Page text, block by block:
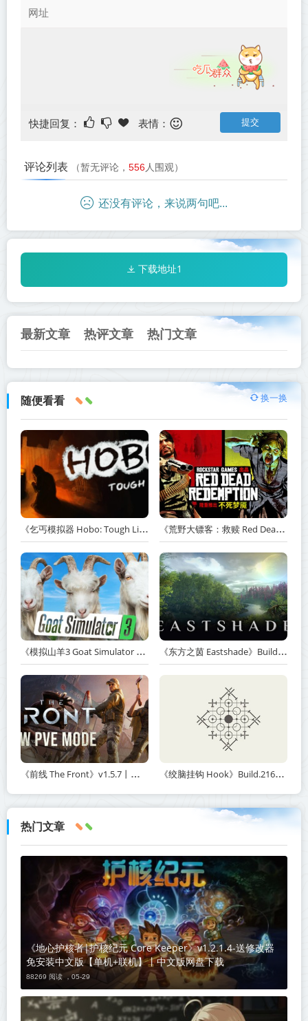
快捷回复： 表情：
评论列表 （暂无评论， 556人围观）
还没有评论，来说两句吧...
下载地址1
最新文章 热评文章 热门文章
随便看看 换一换
《乞丐模拟器 Hobo: Tough Life》v1.20.010-赠原声带+解锁全人物满级通关存档+多项修改器【单机+联机】丨中文版网盘下载 《荒野大镖客：救赎 Red Dead Redemption》v1.0.42.46611-送修改器丨中文版网盘下载
《模拟山羊3 Goat Simulator 3》v1.2.0.2-全DLC+含重制版【单机+联机】【PC/手机双端】丨中文版网盘下载 《东方之茵 Eastshade》Build.20251455-免安装中文版丨中文版网盘下载
《前线 The Front》v1.5.7丨中文版网盘下载 《绞脑挂钩 Hook》Build.21678887-免安装中文版丨中文版网盘下载
热门文章
《地心护核者|护核纪元 Core Keeper》v1.2.1.4-送修改器
免安装中文版【单机+联机】丨中文版网盘下载
88269 阅读 ，05-29